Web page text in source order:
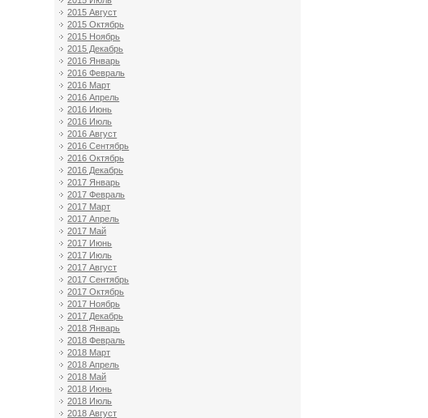
2015 Август
2015 Октябрь
2015 Ноябрь
2015 Декабрь
2016 Январь
2016 Февраль
2016 Март
2016 Апрель
2016 Июнь
2016 Июль
2016 Август
2016 Сентябрь
2016 Октябрь
2016 Декабрь
2017 Январь
2017 Февраль
2017 Март
2017 Апрель
2017 Май
2017 Июнь
2017 Июль
2017 Август
2017 Сентябрь
2017 Октябрь
2017 Ноябрь
2017 Декабрь
2018 Январь
2018 Февраль
2018 Март
2018 Апрель
2018 Май
2018 Июнь
2018 Июль
2018 Август